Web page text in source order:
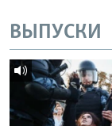
ВЫПУСКИ